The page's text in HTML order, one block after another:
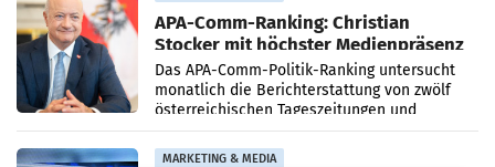
APA-Comm-Ranking: Christian
Stocker mit höchster Medienpräsenz
im Juli
Das APA-Comm-Politik-Ranking untersucht
monatlich die Berichterstattung von zwölf
österreichischen Tageszeitungen und
analysiert, welche Politikerinnen und
Politiker Österreichs die
MARKETING & MEDIA